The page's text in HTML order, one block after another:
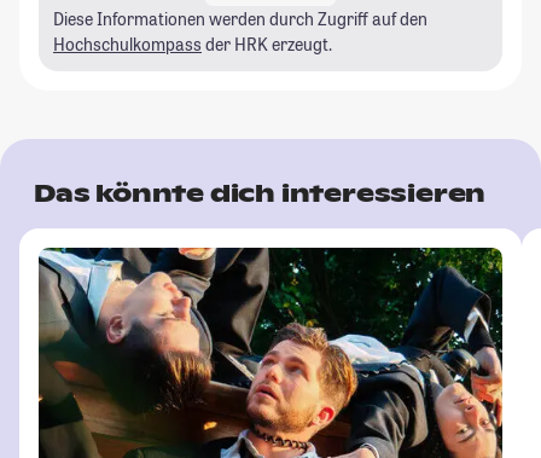
Diese Informationen werden durch Zugriff auf den
Hochschulkompass der HRK erzeugt.
Das könnte dich interessieren